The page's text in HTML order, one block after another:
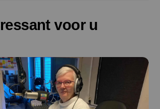
voor u